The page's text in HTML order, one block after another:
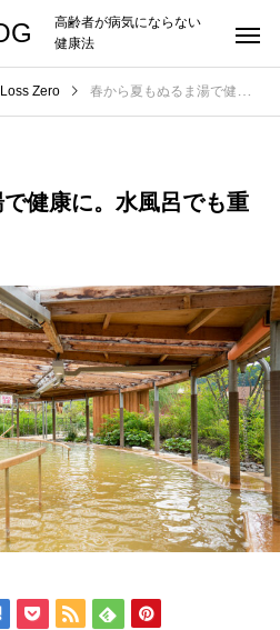
高齢者が病気にならない
健康法
Zero 春から夏もぬるま湯で健康に。水風呂でも重炭酸温浴は有効！
健康に。水風呂でも重